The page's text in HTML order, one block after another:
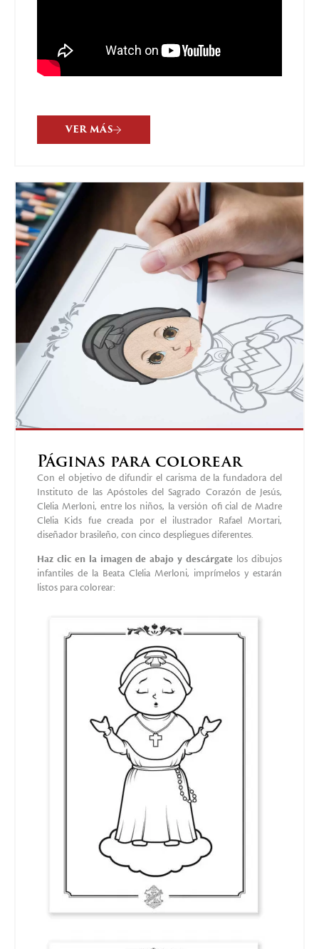
VER MÁS
Páginas para colorear
Con el objetivo de difundir el carisma de la fundadora del
Instituto de las Apóstoles del Sagrado Corazón de Jesús,
Clelia Merloni, entre los niños, la versión ofi cial de Madre
Clelia Kids fue creada por el ilustrador Rafael Mortari,
diseñador brasileño, con cinco despliegues diferentes.
Haz clic en la imagen de abajo y descárgate los dibujos
infantiles de la Beata Clelia Merloni, imprímelos y estarán
listos para colorear: